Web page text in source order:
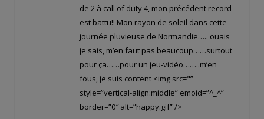
de 2 à call of duty 4, mon précédent record
est battu!! Mon rayon de soleil dans cette
journée pluvieuse de Normandie….. ouais
je sais, m’en faut pas beaucoup……surtout
pour ça……pour un jeu-vidéo……..m’en
fous, je suis content <img src="”
style=”vertical-align:middle” emoid=”^_^”
border=”0″ alt=”happy.gif” />